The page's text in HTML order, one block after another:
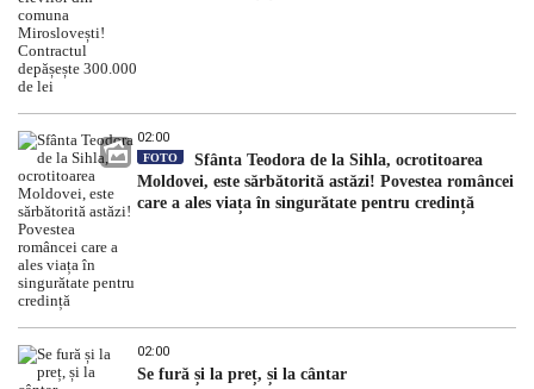
02:00
FOTO
Sfânta Teodora de la Sihla, ocrotitoarea
Moldovei, este sărbătorită astăzi! Povestea româncei
care a ales viața în singurătate pentru credință
02:00
Se fură și la preț, și la cântar